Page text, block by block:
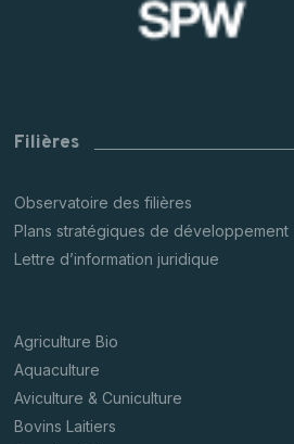
Filières
Observatoire des filières
Plans stratégiques de développement
Lettre d’information juridique
Agriculture Bio
Aquaculture
Aviculture & Cuniculture
Bovins Laitiers